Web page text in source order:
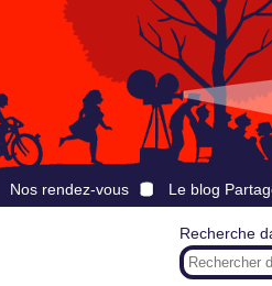
Nos rendez-vous Le blog
Recherche